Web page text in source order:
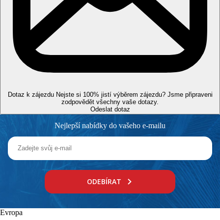
pouze na vyžádání a zpětné potvrzení z destinace, limitovaný
Dodatečné služby
Zvláštnosti
www.karyafamilyresort.com
Oficiální kategorie
4 hvězdičky
Vzdálenosti
Vzdálenost k pláži
50 km
Vzdálenost od nejbližšího letiště
Dotaz k zájezdu Nejste si 100% jistí výběrem zájezdu? Jsme připraveni
zodpovědět všechny vaše dotazy.
Odeslat dotaz
Nejlepší nabídky do vašeho e-mailu
ODEBÍRAT
Evropa